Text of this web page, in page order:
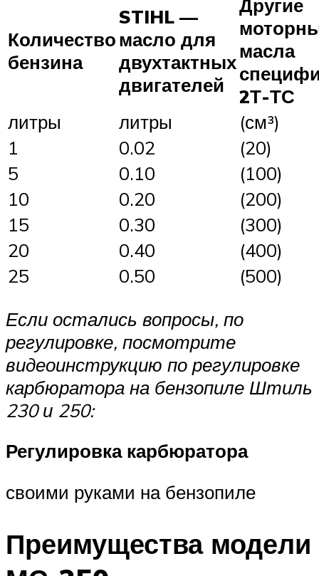
Количество
бензина
STIHL —
масло для
двухтактных
двигателей
Другие
масла
2Т-ТС
литры
литры
(см³)
1
0.02
(20)
5
0.10
(100)
10
0.20
(200)
15
0.30
(300)
20
0.40
(400)
25
0.50
(500)
Если остались вопросы, по
регулировке, посмотрите
видеоинструкцию по регулировке
карбюратора на бензопиле Штиль
230 и 250:
Регулировка карбюратора
своими руками на бензопиле
Преимущества модели